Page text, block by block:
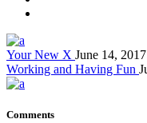
Your New X June 14, 2017
Working and Having Fun
Comments